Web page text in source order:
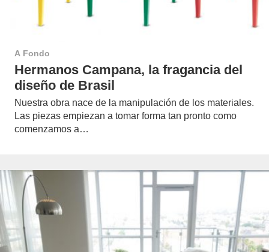
A Fondo
Hermanos Campana, la fragancia del
diseño de Brasil
Nuestra obra nace de la manipulación de los materiales.
Las piezas empiezan a tomar forma tan pronto como
comenzamos a…